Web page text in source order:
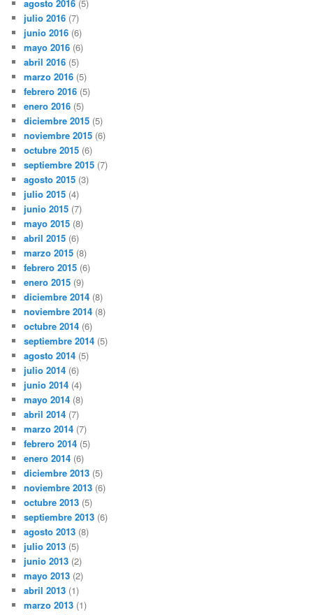
agosto 2016 (5)
julio 2016 (7)
junio 2016 (6)
mayo 2016 (6)
abril 2016 (5)
marzo 2016 (5)
febrero 2016 (5)
enero 2016 (5)
diciembre 2015 (5)
noviembre 2015 (6)
octubre 2015 (6)
septiembre 2015 (7)
agosto 2015 (3)
julio 2015 (4)
junio 2015 (7)
mayo 2015 (8)
abril 2015 (6)
marzo 2015 (8)
febrero 2015 (6)
enero 2015 (9)
diciembre 2014 (8)
noviembre 2014 (8)
octubre 2014 (6)
septiembre 2014 (5)
agosto 2014 (5)
julio 2014 (6)
junio 2014 (4)
mayo 2014 (8)
abril 2014 (7)
marzo 2014 (7)
febrero 2014 (5)
enero 2014 (6)
diciembre 2013 (5)
noviembre 2013 (6)
octubre 2013 (5)
septiembre 2013 (6)
agosto 2013 (8)
julio 2013 (5)
junio 2013 (2)
mayo 2013 (2)
abril 2013 (1)
marzo 2013 (1)